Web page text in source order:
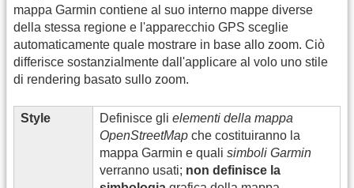
mappa Garmin contiene al suo interno mappe diverse
della stessa regione e l'apparecchio GPS sceglie
automaticamente quale mostrare in base allo zoom. Ciò
differisce sostanzialmente dall'applicare al volo uno stile
di rendering basato sullo zoom.
Style Definisce gli elementi della mappa
OpenStreetMap che costituiranno la
mappa Garmin e quali simboli Garmin
verranno usati; non definisce la